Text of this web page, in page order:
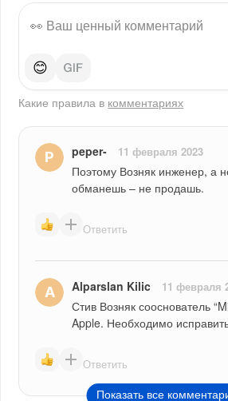
😊
Какие правила в комментариях
peper- 11 февраля 2023
Поэтому Возняк инженер, а
обманешь – не продашь.
Ответить
Alparslan Kilic 11 февраля
Стив Возняк сооснователь
Apple. Необходимо
Ответить
Показать все